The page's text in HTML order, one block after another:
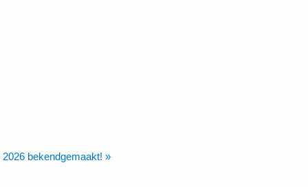
2026 bekendgemaakt!»